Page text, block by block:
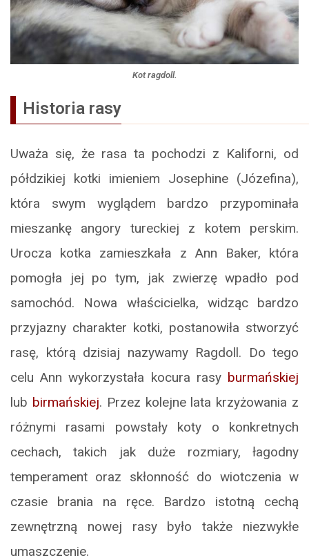
Kot ragdoll.
Historia rasy
Uważa się, że rasa ta pochodzi z Kaliforni, od
półdzikiej kotki imieniem Josephine (Józefina),
która swym wyglądem bardzo przypominała
mieszankę angory tureckiej z kotem perskim.
Urocza kotka zamieszkała z Ann Baker, która
pomogła jej po tym, jak zwierzę wpadło pod
samochód. Nowa właścicielka, widząc bardzo
przyjazny charakter kotki, postanowiła stworzyć
rasę, którą dzisiaj nazywamy Ragdoll. Do tego
celu Ann wykorzystała kocura rasy burmańskiej
lub birmańskiej. Przez kolejne lata krzyżowania z
różnymi rasami powstały koty o konkretnych
cechach, takich jak duże rozmiary, łagodny
temperament oraz skłonność do wiotczenia w
czasie brania na ręce. Bardzo istotną cechą
zewnętrzną nowej rasy było także niezwykłe
umaszczenie.